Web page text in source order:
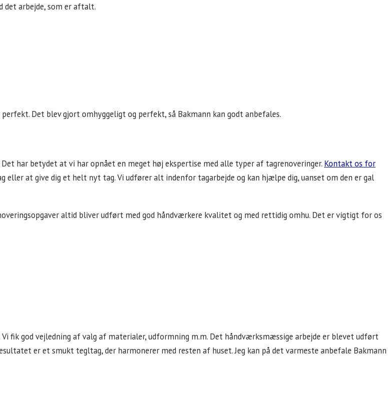
det arbejde, som er aftalt.
Det blev gjort omhyggeligt og perfekt, så Bakmann kan godt anbefales.
har betydet at vi har opnået en meget høj ekspertise med alle typer af tagrenoveringer. Kontakt os for
eller at give dig et helt nyt tag. Vi udfører alt indenfor tagarbejde og kan hjælpe dig, uanset om den er gal
altid bliver udført med god håndværkere kvalitet og med rettidig omhu. Det er vigtigt for os
fik god vejledning af valg af materialer, udformning m.m. Det håndværksmæssige arbejde er blevet udført
er et smukt tegltag, der harmonerer med resten af huset. Jeg kan på det varmeste anbefale Bakmann